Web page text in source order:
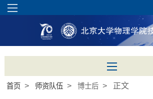
首页 > 师资队伍 >博士后 > 正文